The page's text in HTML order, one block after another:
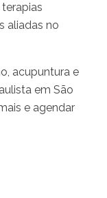
aliadas no
acupuntura e
em São
e agendar